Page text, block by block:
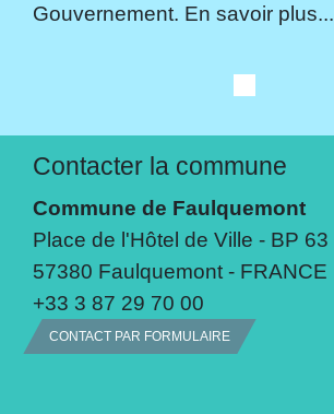
Gouvernement. En savoir plus...
Contacter la commune
Commune de Faulquemont
Place de l'Hôtel de Ville - BP 63
57380 Faulquemont - FRANCE
+33 3 87 29 70 00
CONTACT PAR FORMULAIRE